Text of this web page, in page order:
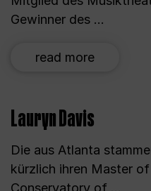
Gewinner des ...
read more
Lauryn Davis
Die aus Atlanta
kürzlich ihren Master
Conservatory of ...